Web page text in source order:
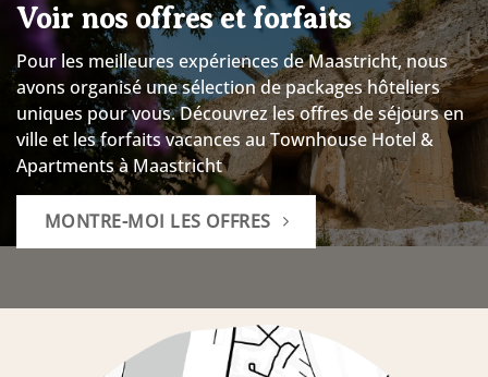
Voir nos offres et forfaits
Pour les meilleures expériences de Maastricht, nous
avons organisé une sélection de packages hôteliers
uniques pour vous.Découvrez les offres de séjours en
ville et les forfaits vacances au Townhouse Hotel &
Apartments à Maastricht
MONTRE-MOI LES OFFRES